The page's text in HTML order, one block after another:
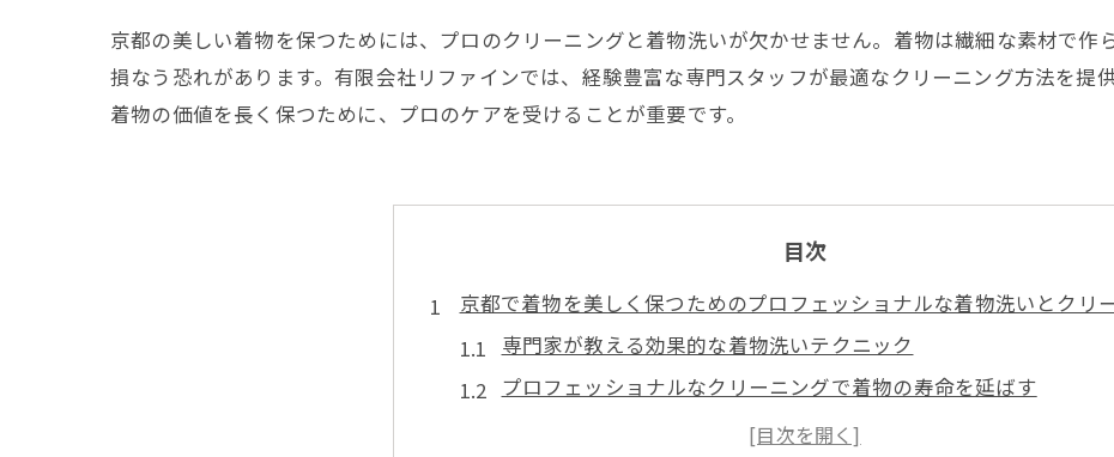
京都の美しい着物を保つためには、プロのクリーニングと着物洗いが欠かせません。着物は繊細な素材で作
損なう恐れがあります。有限会社リファインでは、経験豊富な専門スタッフが最適なクリーニング方法を提
着物の価値を長く保つために、プロのケアを受けることが重要です。
目次
京都で着物を美しく保つためのプロフェッショナルな着物洗いとクリ
専門家が教える効果的な着物洗いテクニック
プロフェッショナルなクリーニングで着物の寿命を延ばす
着物の繊細な素材に適した洗浄法